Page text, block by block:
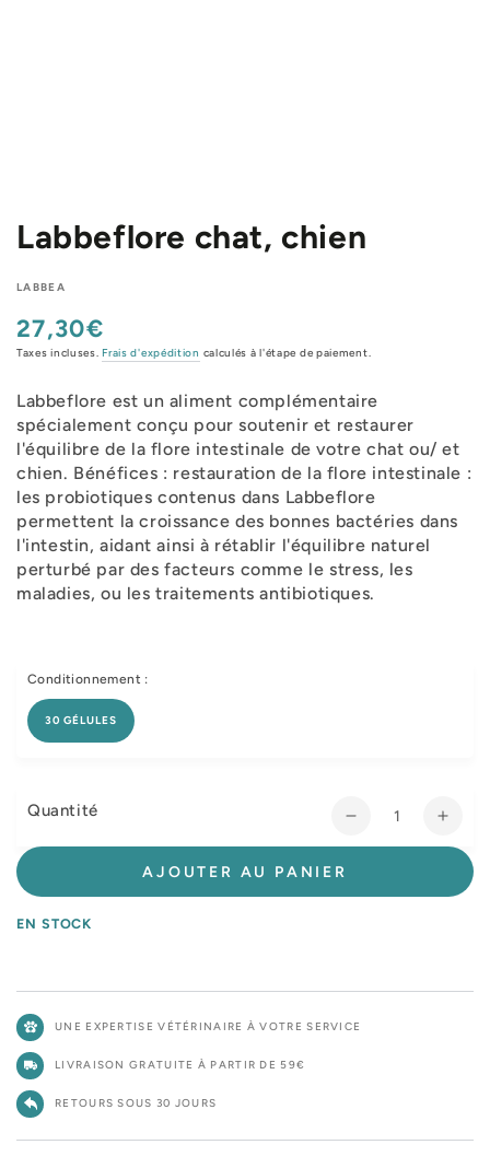
Labbeflore chat, chien
LABBEA
Prix
normal
27,30€
Taxes incluses. Frais d'expédition calculés à l'étape de paiement.
Labbeflore est un aliment complémentaire
spécialement conçu pour soutenir et restaurer
l'équilibre de la flore intestinale de votre chat ou/ et
chien. Bénéfices : restauration de la flore intestinale :
les probiotiques contenus dans Labbeflore
permettent la croissance des bonnes bactéries dans
l'intestin, aidant ainsi à rétablir l'équilibre naturel
perturbé par des facteurs comme le stress, les
maladies, ou les traitements antibiotiques.
Conditionnement :
30 GÉLULES
Quantité
Réduire
la
de
la
de
AJOUTER AU PANIER
EN STOCK
UNE EXPERTISE VÉTÉRINAIRE À VOTRE SERVICE
LIVRAISON GRATUITE À PARTIR DE 59€
RETOURS SOUS 30 JOURS